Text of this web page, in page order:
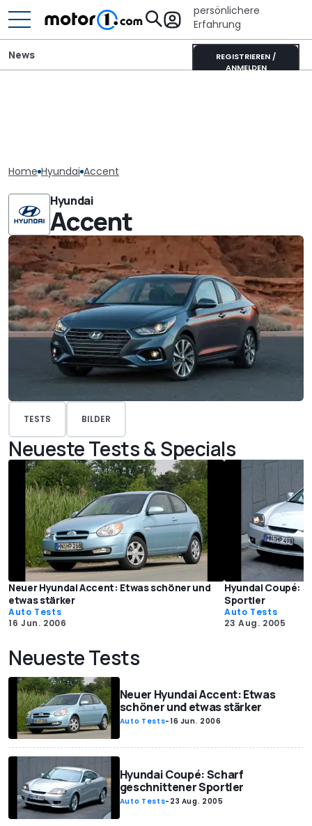
persönlichere
Erfahrung
REGISTRIEREN /
ANMELDEN
News
Home Hyundai Accent
Hyundai
Accent
TESTS BILDER
Neueste Tests & Specials
Neuer Hyundai Accent: Etwas schöner und
etwas stärker
Auto Tests
16 Jun. 2006
Hyundai Coupé:
Sportler
Auto Tests
23 Aug. 2005
Neueste Tests
Neuer Hyundai Accent: Etwas
schöner und etwas stärker
Auto Tests-16 Jun. 2006
Hyundai Coupé: Scharf
geschnittener Sportler
Auto Tests- 23 Aug. 2005